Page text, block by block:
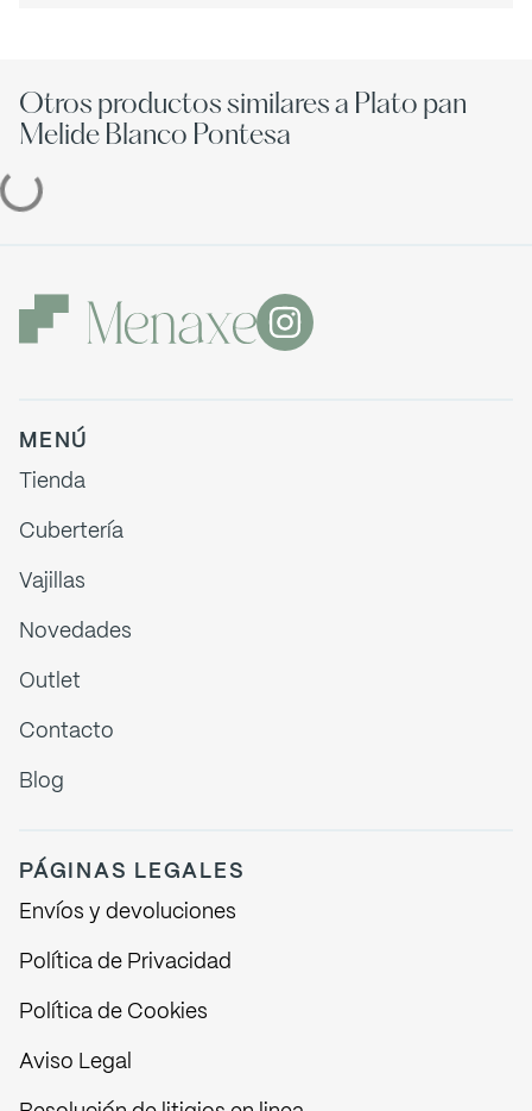
Otros productos similares a Plato pan
Melide Blanco Pontesa
MENÚ
Tienda
Cubertería
Vajillas
Novedades
Outlet
Contacto
Blog
PÁGINAS LEGALES
Envíos y devoluciones
Política de Privacidad
Política de Cookies
Aviso Legal